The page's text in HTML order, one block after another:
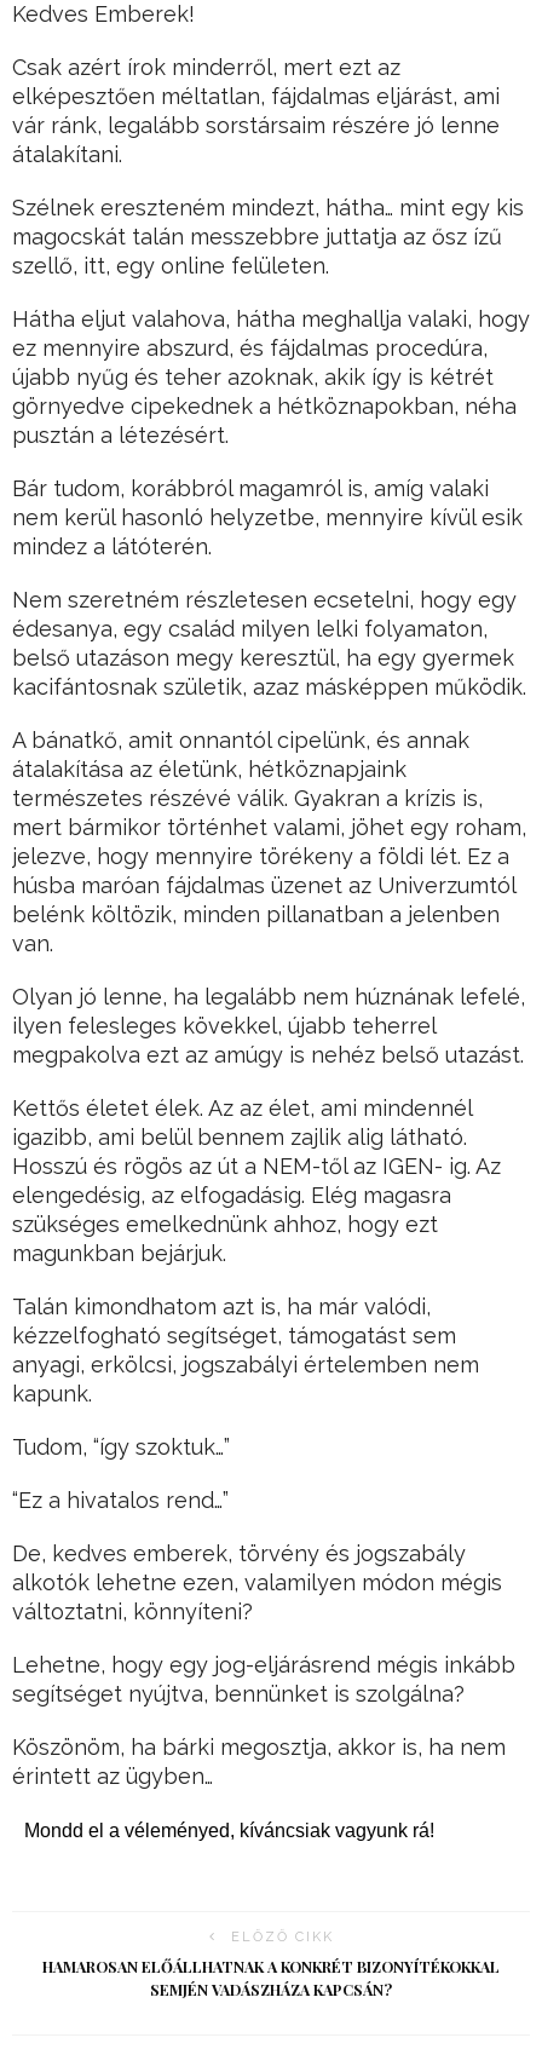
Kedves Emberek!
Csak azért írok minderről, mert ezt az
elképesztően méltatlan, fájdalmas eljárást, ami
vár ránk, legalább sorstársaim részére jó lenne
átalakítani.
Szélnek ereszteném mindezt, hátha… mint egy kis
magocskát talán messzebbre juttatja az ősz ízű
szellő, itt, egy online felületen.
Hátha eljut valahova, hátha meghallja valaki, hogy
ez mennyire abszurd, és fájdalmas procedúra,
újabb nyűg és teher azoknak, akik így is kétrét
görnyedve cipekednek a hétköznapokban, néha
pusztán a létezésért.
Bár tudom, korábbról magamról is, amíg valaki
nem kerül hasonló helyzetbe, mennyire kívül esik
mindez a látóterén.
Nem szeretném részletesen ecsetelni, hogy egy
édesanya, egy család milyen lelki folyamaton,
belső utazáson megy keresztül, ha egy gyermek
kacifántosnak születik, azaz másképpen működik.
A bánatkő, amit onnantól cipelünk, és annak
átalakítása az életünk, hétköznapjaink
természetes részévé válik. Gyakran a krízis is,
mert bármikor történhet valami, jöhet egy roham,
jelezve, hogy mennyire törékeny a földi lét. Ez a
húsba maróan fájdalmas üzenet az Univerzumtól
belénk költözik, minden pillanatban a jelenben
van.
Olyan jó lenne, ha legalább nem húznának lefelé,
ilyen felesleges kövekkel, újabb teherrel
megpakolva ezt az amúgy is nehéz belső utazást.
Kettős életet élek. Az az élet, ami mindennél
igazibb, ami belül bennem zajlik alig látható.
Hosszú és rögös az út a NEM-től az IGEN- ig. Az
elengedésig, az elfogadásig. Elég magasra
szükséges emelkednünk ahhoz, hogy ezt
magunkban bejárjuk.
Talán kimondhatom azt is, ha már valódi,
kézzelfogható segítséget, támogatást sem
anyagi, erkölcsi, jogszabályi értelemben nem
kapunk.
Tudom, “így szoktuk…”
“Ez a hivatalos rend…”
De, kedves emberek, törvény és jogszabály
alkotók lehetne ezen, valamilyen módon mégis
változtatni, könnyíteni?
Lehetne, hogy egy jog-eljárásrend mégis inkább
segítséget nyújtva, bennünket is szolgálna?
Köszönöm, ha bárki megosztja, akkor is, ha nem
érintett az ügyben…
Mondd el a véleményed, kíváncsiak vagyunk rá!
ELŐZŐ CIKK
HAMAROSAN ELŐÁLLHATNAK A KONKRÉT BIZONYÍTÉKOKKAL
SEMJÉN VADÁSZHÁZA KAPCSÁN?